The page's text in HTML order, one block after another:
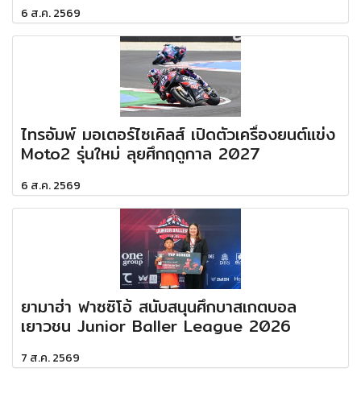
6 ส.ค. 2569
ไทรอัมพ์ มอเตอร์ไซเคิลส์ เปิดตัวเครื่องยนต์แข่ง
Moto2 รุ่นใหม่ ลุยศึกฤดูกาล 2027
6 ส.ค. 2569
ยามาฮ่า ฟาซซิโอ้ สนับสนุนศึกบาสเกตบอล
เยาวชน Junior Baller League 2026
7 ส.ค. 2569